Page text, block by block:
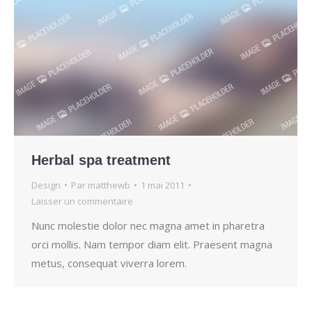
Herbal spa treatment
Design Par matthewb
1 mai 2011
Laisser un commentaire
Nunc molestie dolor nec magna amet in pharetra
orci mollis. Nam tempor diam elit. Praesent magna
metus, consequat viverra lorem.